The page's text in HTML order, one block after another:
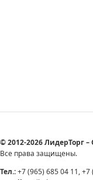
© 2012-2026 ЛидерТорг
Все права защищены.
Тел.:+7 (965) 685 04 11,